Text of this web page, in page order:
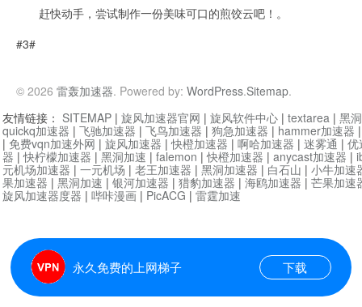
赶快动手，尝试制作一份美味可口的煎饺云吧！。
#3#
© 2026 雷轰加速器. Powered by: WordPress.Sitemap.
永久免费的上网梯子 下载
友情链接： SITEMAP | 旋风加速器官网 | 旋风软件中心 | textarea | 黑
quickq加速器 | 飞驰加速器 | 飞鸟加速器 | 狗急加速器 | hammer加速器
| 免费vqn加速外网 | 旋风加速器 |快橙加速器 | 啊哈加速器 | 迷雾通 | 优
器 |快柠檬加速器 | 黑洞加速 | falemon |快橙加速器 | anycast加速器 |
元机场加速器 | 一元机场 | 老王加速器 | 黑洞加速器 | 白石山 | 小牛加速
果加速器 | 黑洞加速 | 银河加速器 | 猎豹加速器 | 海鸥加速器 | 芒果加速
旋风加速器度器 | 哔咔漫画 | PicACG | 雷霆加速